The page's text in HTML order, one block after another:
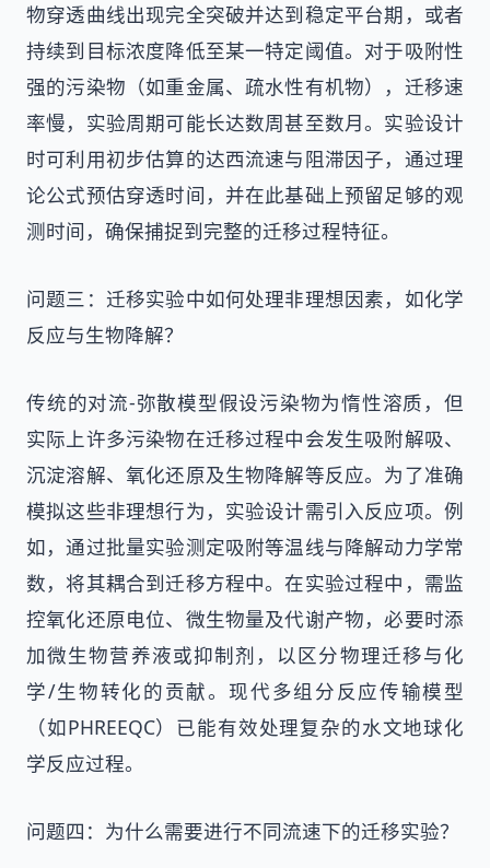
物穿透曲线出现完全突破并达到稳定平台期，或者
持续到目标浓度降低至某一特定阈值。对于吸附性
强的污染物（如重金属、疏水性有机物），迁移速
率慢，实验周期可能长达数周甚至数月。实验设计
时可利用初步估算的达西流速与阻滞因子，通过理
论公式预估穿透时间，并在此基础上预留足够的观
测时间，确保捕捉到完整的迁移过程特征。
问题三：迁移实验中如何处理非理想因素，如化学
反应与生物降解？
传统的对流-弥散模型假设污染物为惰性溶质，但
实际上许多污染物在迁移过程中会发生吸附解吸、
沉淀溶解、氧化还原及生物降解等反应。为了准确
模拟这些非理想行为，实验设计需引入反应项。例
如，通过批量实验测定吸附等温线与降解动力学常
数，将其耦合到迁移方程中。在实验过程中，需监
控氧化还原电位、微生物量及代谢产物，必要时添
加微生物营养液或抑制剂，以区分物理迁移与化
学/生物转化的贡献。现代多组分反应传输模型
（如PHREEQC）已能有效处理复杂的水文地球化
学反应过程。
问题四：为什么需要进行不同流速下的迁移实验？